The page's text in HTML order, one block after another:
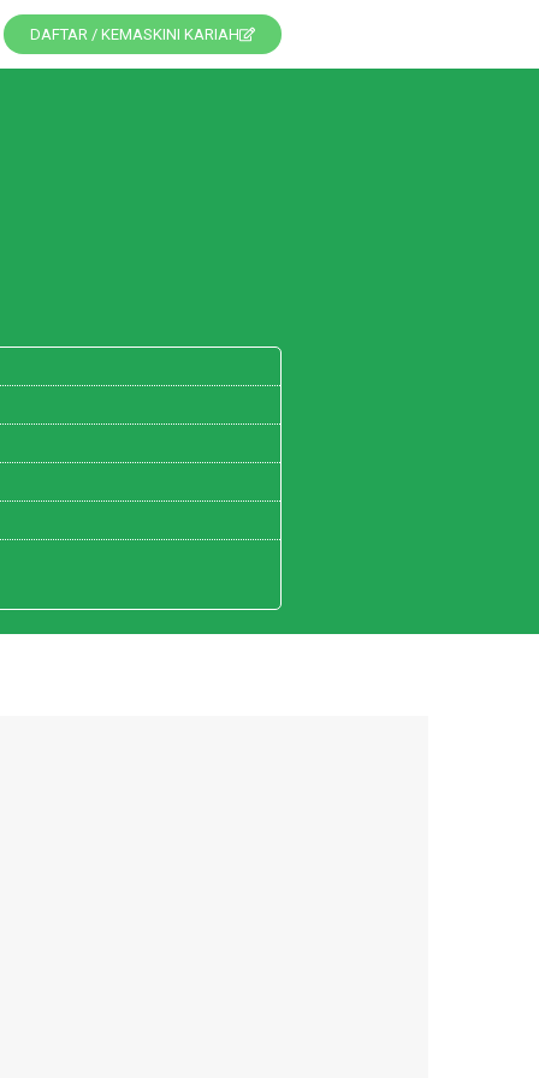
DAFTAR / KEMASKINI KARIAH